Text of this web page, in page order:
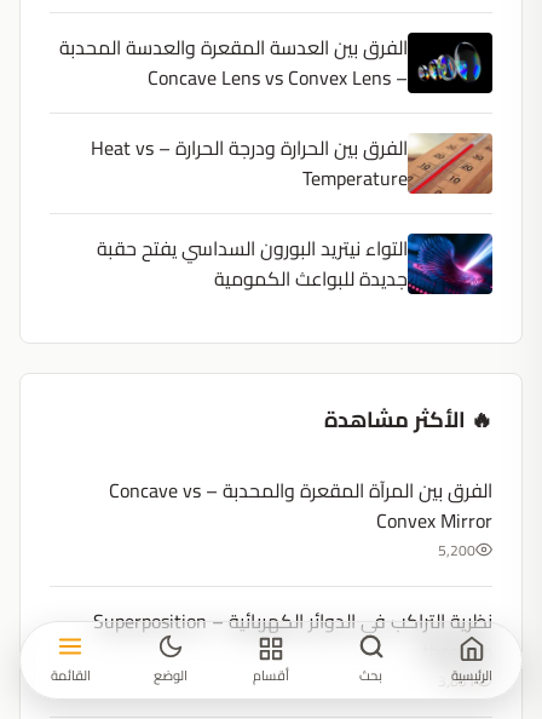
الفرق بين العدسة المقعرة والعدسة المحدبة
– Concave Lens vs Convex Lens
الفرق بين الحرارة ودرجة الحرارة – Heat vs
Temperature
التواء نيتريد البورون السداسي يفتح حقبة
جديدة للبواعث الكمومية
🔥 الأكثر مشاهدة
الفرق بين المرآة المقعرة والمحدبة – Concave vs
Convex Mirror
5,200
نظرية التراكب في الدوائر الكهربائية – Superposition
theorem
3,851
الرئيسية بحث أقسام الوضع القائمة